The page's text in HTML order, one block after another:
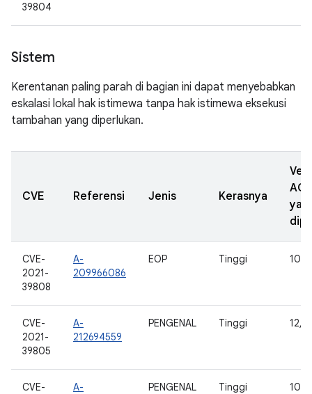
39804
Sistem
Kerentanan paling parah di bagian ini dapat menyebabkan
eskalasi lokal hak istimewa tanpa hak istimewa eksekusi
tambahan yang diperlukan.
CVE Referensi Jenis Kerasnya
CVE-
2021-
39808
A-
209966086
EOP Tinggi 10,
CVE-
2021-
39805
A-
212694559
PENGENAL Tinggi 12,
CVE-
A-
PENGENAL Tinggi
10,